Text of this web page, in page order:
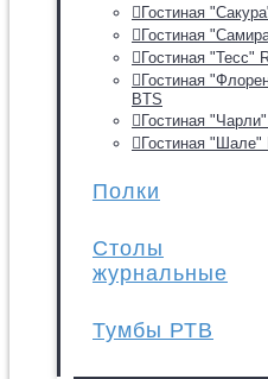
Гостиная
Гостиная
Гостиная "Тесс"
Гостиная
BTS
Гостиная
Гостиная "Шале"
Полки
Столы
журнальные
Тумбы РТВ